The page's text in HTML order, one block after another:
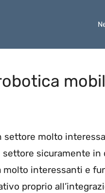
settore molto
settore sicuramente in
interessanti e
proprio